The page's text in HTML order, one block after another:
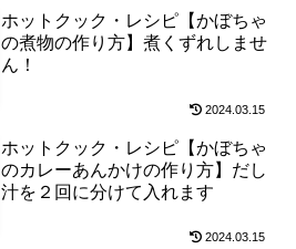
ホットクック・レシピ【かぼちゃ
の煮物の作り方】煮くずれしませ
ん！
2024.03.15
ホットクック・レシピ【かぼちゃ
のカレーあんかけの作り方】だし
汁を２回に分けて入れます
2024.03.15